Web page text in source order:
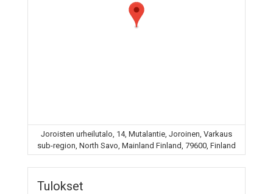
Joroisten urheilutalo, 14, Mutalantie, Joroinen, Varkaus
sub-region, North Savo, Mainland Finland, 79600, Finland
Tulokset